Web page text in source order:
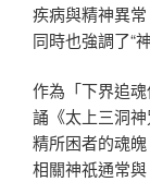
疾病與精神異常
同時也強調了“
作為「下界追
誦《太上三洞
精所困者的魂
相關神祇通常